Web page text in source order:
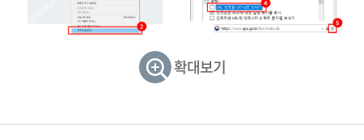
확대보기